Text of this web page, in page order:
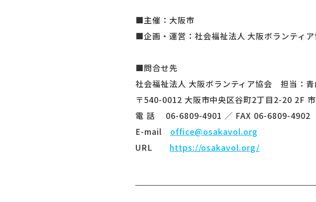
■主催：大阪市
■企画・運営：社会福祉法人 大阪ボランティ
■問合せ先
社会福祉法人 大阪ボランティア協会 担当：青
〒540-0012 大阪市中央区谷町2丁目2-20 2F 市
電 話 06-6809-4901 ／ FAX 06-6809-4902
E-mail office@osakavol.org
URL https://osakavol.org/